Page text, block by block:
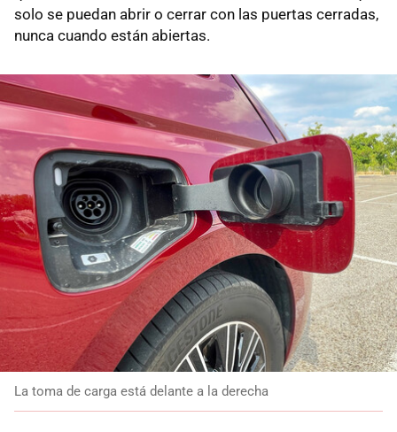
solo se puedan abrir o cerrar con las puertas cerradas,
nunca cuando están abiertas.
La toma de carga está delante a la derecha